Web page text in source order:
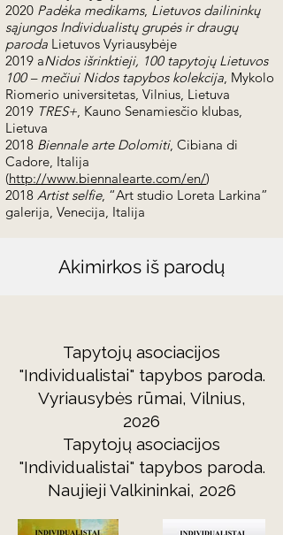
2020 Padėka medikams, Lietuvos dailininkų
sąjungos Individualistų grupės ir draugų
paroda Lietuvos Vyriausybėje
2019 aNidos išrinktieji, 100 tapytojų Lietuvos
100 – mečiui Nidos tapybos kolekcija, Mykolo
Riomerio universitetas, Vilnius, Lietuva
2019 TRES+, Kauno Senamiesčio klubas,
Lietuva
​2018 Biennale arte Dolomiti, Cibiana di
Cadore, Italija
(http://www.biennalearte.com/en/)
​2018 Artist selfie, “Art studio Loreta Larkina”
galerija, Venecija, Italija
Akimirkos iš parodų
Tapytojų asociacijos
"Individualistai" tapybos paroda.
Vyriausybės rūmai, Vilnius,
2026
Tapytojų asociacijos
"Individualistai" tapybos paroda.
Naujieji Valkininkai, 2026